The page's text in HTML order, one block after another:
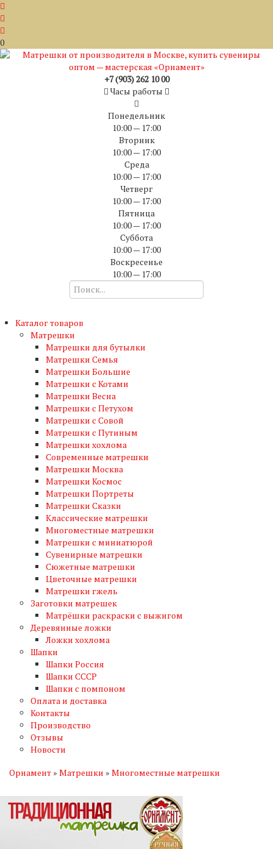
0
+7 (903) 262 10 00
Часы работы
Понедельник
10:00 — 17:00
Вторник
10:00 — 17:00
Среда
10:00 — 17:00
Четверг
10:00 — 17:00
Пятница
10:00 — 17:00
Суббота
10:00 — 17:00
Воскресенье
10:00 — 17:00
Каталог товаров
Матрешки
Матрешки для бутылки
Матрешки Семья
Матрешки Большие
Матрешки с Котами
Матрешки Весна
Матрешки с Петухом
Матрешки с Совой
Матрешки с Путиным
Матрешки хохлома
Современные матрешки
Матрешки Москва
Матрешки Космос
Матрешки Портреты
Матрешки Сказки
Классические матрешки
Многоместные матрешки
Матрешки с миниатюрой
Сувенирные матрешки
Сюжетные матрешки
Цветочные матрешки
Матрешки гжель
Заготовки матрешек
Матрёшки раскраски с выжигом
Деревянные ложки
Ложки хохлома
Шапки
Шапки Россия
Шапки СССР
Шапки с помпоном
Оплата и доставка
Контакты
Производство
Отзывы
Новости
Орнамент » Матрешки » Многоместные матрешки